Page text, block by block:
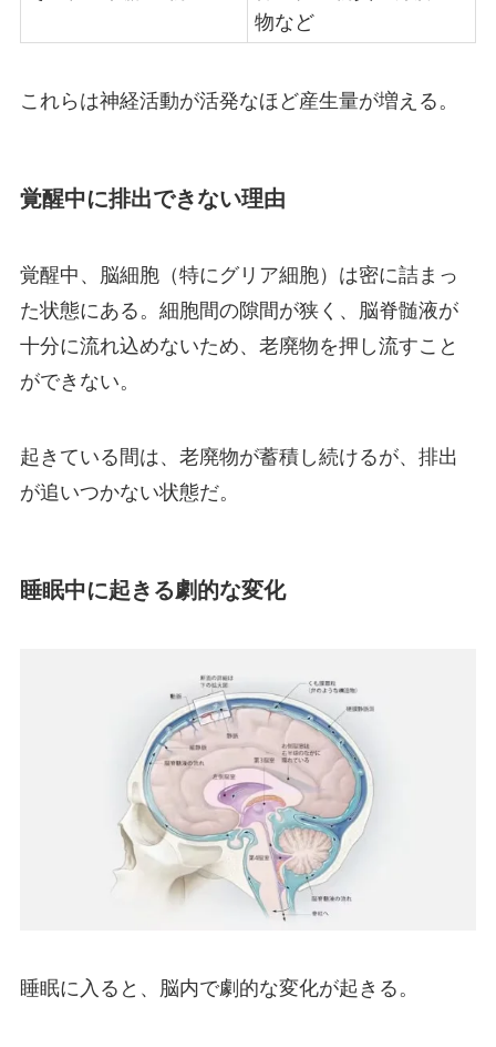
物など
これらは神経活動が活発なほど産生量が増える。
覚醒中に排出できない理由
覚醒中、脳細胞（特にグリア細胞）は密に詰まっ
た状態にある。細胞間の隙間が狭く、脳脊髄液が
十分に流れ込めないため、老廃物を押し流すこと
ができない。
起きている間は、老廃物が蓄積し続けるが、排出
が追いつかない状態だ。
睡眠中に起きる劇的な変化
睡眠に入ると、脳内で劇的な変化が起きる。